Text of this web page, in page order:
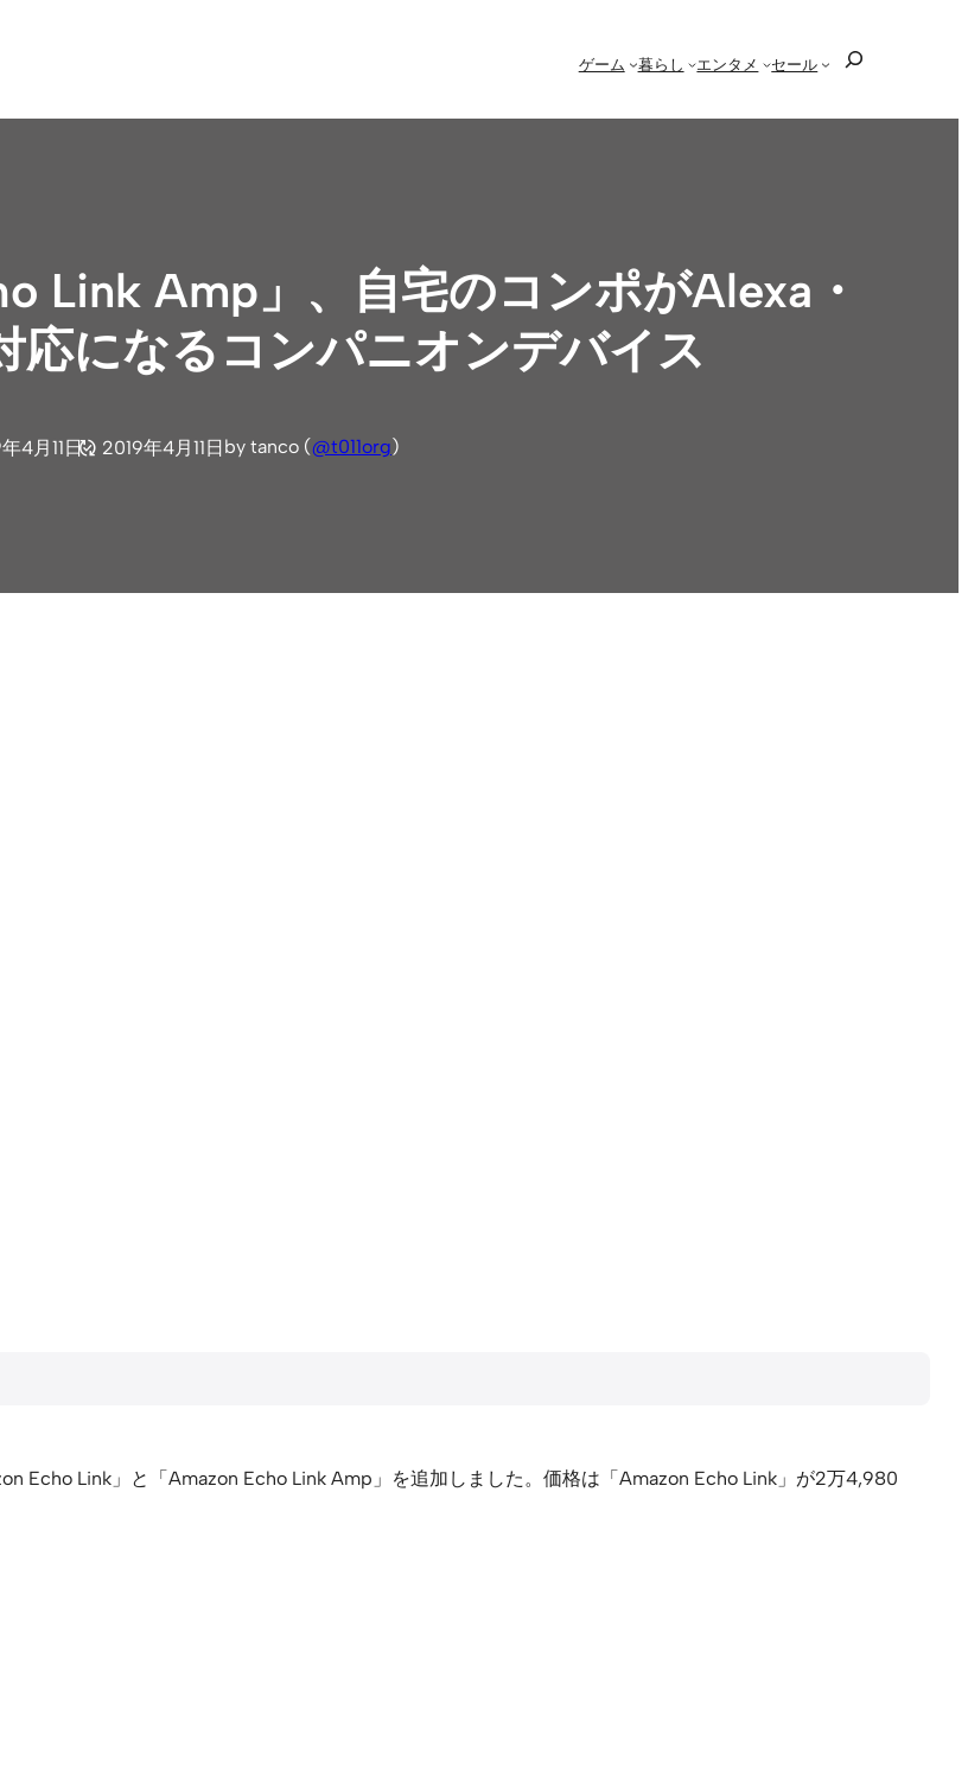
ゲーム 暮らし エンタメ セール
Link Amp」、自宅のコンポがAlexa・
応になるコンパニオンデバイス
4月11日 2019年4月11日 by tanco (@t011org)
Echo Link」と「Amazon Echo Link Amp」を追加しました。価格は「Amazon Echo Link」が2万4,980